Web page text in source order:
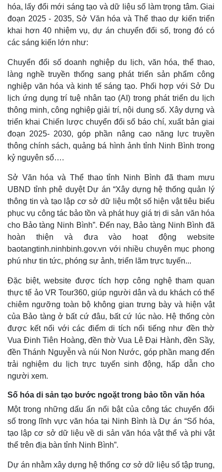
Hồ sơ
E-Magazine
Infographic
hóa, lấy đổi mới sáng tạo và dữ liệu số làm trọng tâm. Giai
đoạn 2025 - 2035, Sở Văn hóa và Thể thao dự kiến triển
khai hơn 40 nhiệm vụ, dự án chuyển đổi số, trong đó có
các sáng kiến lớn như:
Chuyển đổi số doanh nghiệp du lịch, văn hóa, thể thao,
làng nghề truyền thống sang phát triển sản phẩm công
nghiệp văn hóa và kinh tế sáng tạo. Phối hợp với Sở Du
lịch ứng dụng trí tuệ nhân tạo (AI) trong phát triển du lịch
thông minh, công nghiệp giải trí, nội dung số. Xây dựng và
triển khai Chiến lược chuyển đổi số báo chí, xuất bản giai
đoạn 2025- 2030, góp phần nâng cao năng lực truyền
thông chính sách, quảng bá hình ảnh tỉnh Ninh Bình trong
kỷ nguyên số….
Sở Văn hóa và Thể thao tỉnh Ninh Bình đã tham mưu
UBND tỉnh phê duyệt Dự án “Xây dựng hệ thống quản lý
thông tin và tạo lập cơ sở dữ liệu một số hiện vật tiêu biểu
phục vụ công tác bảo tồn và phát huy giá trị di sản văn hóa
cho Bảo tàng Ninh Bình”. Đến nay, Bảo tàng Ninh Bình đã
hoàn thiện và đưa vào hoạt động website
baotangtinh.ninhbinh.gov.vn với nhiều chuyên mục phong
phú như tin tức, phóng sự ảnh, triển lãm trực tuyến...
Đặc biệt, website được tích hợp công nghệ tham quan
thực tế ảo VR Tour360, giúp người dân và du khách có thể
chiêm ngưỡng toàn bộ không gian trưng bày và hiện vật
của Bảo tàng ở bất cứ đâu, bất cứ lúc nào. Hệ thống còn
được kết nối với các điểm di tích nổi tiếng như đền thờ
Vua Đinh Tiên Hoàng, đền thờ Vua Lê Đại Hành, đền Sầy,
đền Thánh Nguyễn và núi Non Nước, góp phần mang đến
trải nghiệm du lịch trực tuyến sinh động, hấp dẫn cho
người xem.
Số hóa di sản tạo bước ngoặt trong bảo tồn văn hóa
Một trong những dấu ấn nổi bật của công tác chuyển đổi
số trong lĩnh vực văn hóa tại Ninh Bình là Dự án “Số hóa,
tạo lập cơ sở dữ liệu về di sản văn hóa vật thể và phi vật
thể trên địa bàn tỉnh Ninh Bình”.
Dự án nhằm xây dựng hệ thống cơ sở dữ liệu số tập trung,